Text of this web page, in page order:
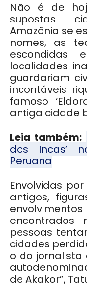
Não é de
supostas
Amazônia se
nomes, as
escondidas
localidades
guardariam
incontáveis
famoso
antiga cidade
Leia também:
dos Incas’
Peruana
Envolvidas
antigos,
encontrados
pessoas
cidades
o do jornalista
de Akakor”,